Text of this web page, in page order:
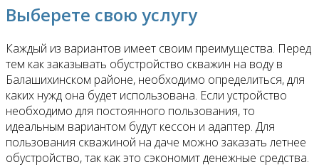
Выберете свою услугу
Каждый из вариантов имеет своим преимущества. Перед
тем как заказывать обустройство скважин на воду в
Балашихинском районе, необходимо определиться, для
каких нужд она будет использована. Если устройство
необходимо для постоянного пользования, то
идеальным вариантом будут кессон и адаптер. Для
пользования скважиной на даче можно заказать летнее
обустройство, так как это сэкономит денежные средства.